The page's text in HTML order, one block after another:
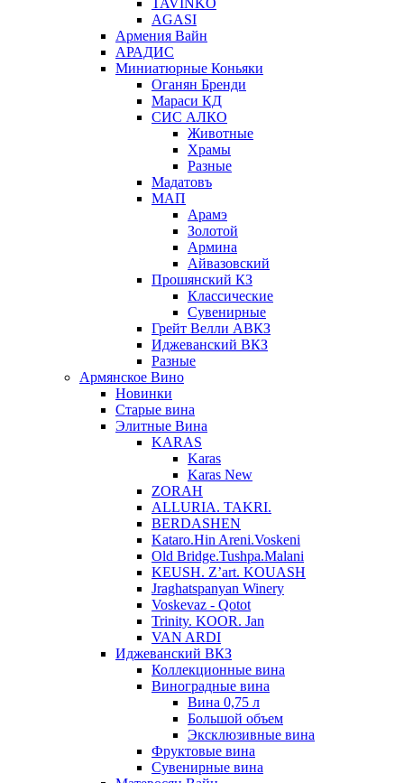
TAVINKO
AGASI
Армения Вайн
АРАДИС
Миниатюрные Коньяки
Оганян Бренди
Мараси КД
СИС АЛКО
Животные
Храмы
Разные
Мадатовъ
МАП
Арамэ
Золотой
Армина
Айвазовский
Прошянский КЗ
Классические
Сувенирные
Грейт Велли АВКЗ
Иджеванский ВКЗ
Разные
Армянское Вино
Новинки
Старые вина
Элитные Вина
KARAS
Karas
Karas New
ZORAH
ALLURIA. TAKRI.
BERDASHEN
Kataro.Hin Areni.Voskeni
Old Bridge.Tushpa.Malani
KEUSH. Z’art. KOUASH
Jraghatspanyan Winery
Voskevaz - Qotot
Trinity. KOOR. Jan
VAN ARDI
Иджеванский ВКЗ
Коллекционные вина
Виноградные вина
Вина 0,75 л
Большой объем
Эксклюзивные вина
Фруктовые вина
Cувенирные вина